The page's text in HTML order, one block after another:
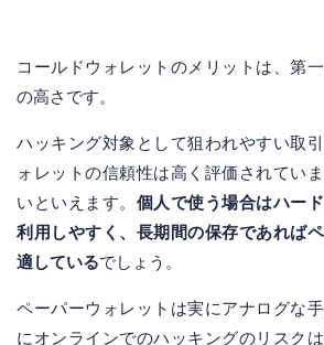
コールドウォレットのメリットは、第
の高さです。
ハッキング対象として狙われやすい取
ォレットの信頼性は高く評価されてい
いといえます。 個人で使う場合はハー
利用しやすく、長期間の保存であれば
適しているでしょう。
ペーパーウォレットは実にアナログな
にオンラインでのハッキングのリスク